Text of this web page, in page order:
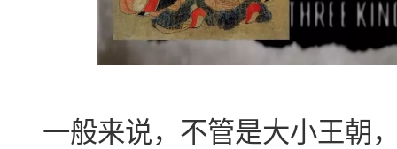
一般来说，不管是大小王朝